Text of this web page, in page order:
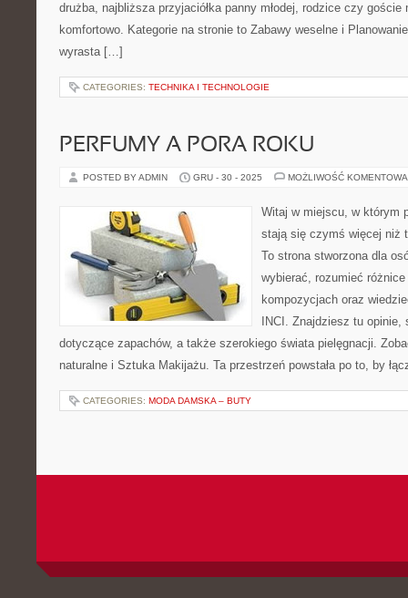
drużba, najbliższa przyjaciółka panny młodej, rodzice czy
komfortowo. Kategorie na stronie to Zabawy weselne i
wyrasta […]
CATEGORIES: TECHNIKA I TECHNOLOGIE
PERFUMY A PORA ROKU
POSTED BY ADMIN GRU - 30 - 2025 MOŻLIWOŚĆ
Witaj w miejscu, w którym
stają się czymś więcej niż
To strona stworzona dla
wybierać, rozumieć
kompozycjach oraz
INCI. Znajdziesz tu
dotyczące zapachów, a także szerokiego świata pielęgnacji.
naturalne i Sztuka Makijażu. Ta przestrzeń powstała po to, by
CATEGORIES: MODA DAMSKA – BUTY